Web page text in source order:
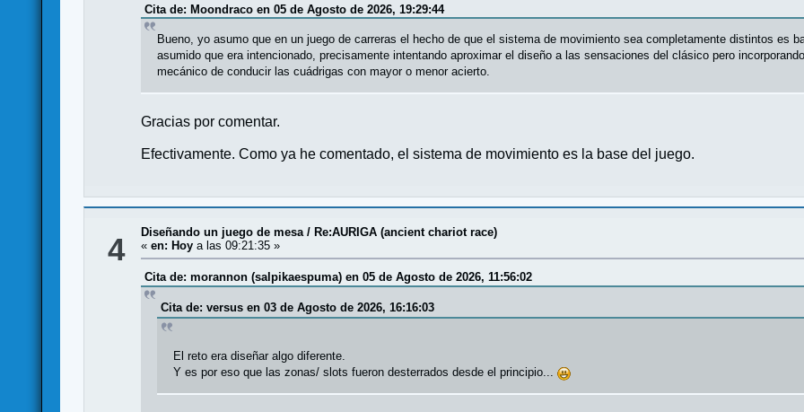
Cita de: Moondraco en 05 de Agosto de 2026, 19:29:44
Bueno, yo asumo que en un juego de carreras el hecho de que el sistema de movimiento sea completamente distintos es
asumido que era intencionado, precisamente intentando aproximar el diseño a las sensaciones del clásico pero
mecánico de conducir las cuádrigas con mayor o menor acierto.
Gracias por comentar.
Efectivamente. Como ya he comentado, el sistema de movimiento es la base del juego.
4 Diseñando un juego de mesa/ Re:AURIGA (ancient chariot race)
«en: Hoy a las 09:21:35 »
Cita de: morannon (salpikaespuma) en 05 de Agosto de 2026, 11:56:02
Cita de: versus en 03 de Agosto de 2026, 16:16:03
El reto era diseñar algo diferente.
Y es por eso que las zonas/ slots fueron desterrados desde el principio...